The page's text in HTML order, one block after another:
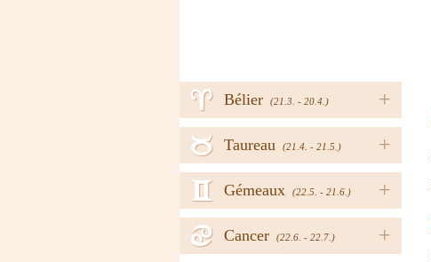
+
Bélier (21.3. - 20.4.)
a
+
Taureau (21.4. - 21.5.)
b
+
Gémeaux (22.5. - 21.6.)
c
+
Cancer (22.6. - 22.7.)
d